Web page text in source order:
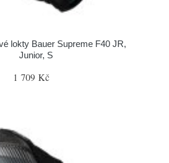
lokty Bauer Supreme F40 JR,
Junior, S
1 709 Kč